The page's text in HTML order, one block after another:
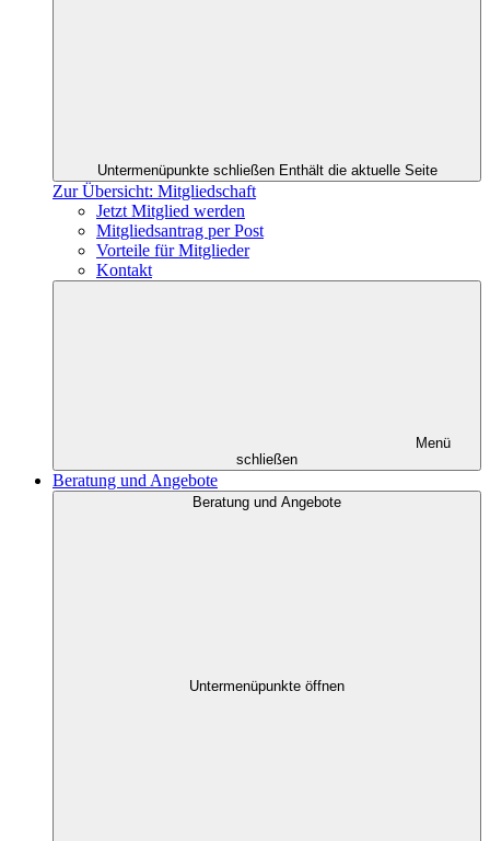
Untermenüpunkte schließen Enthält die aktuelle Seite
Zur Übersicht: Mitgliedschaft
Jetzt Mitglied werden
Mitgliedsantrag per Post
Vorteile für Mitglieder
Kontakt
Menü
schließen
Beratung und Angebote
Beratung und Angebote
Untermenüpunkte öffnen